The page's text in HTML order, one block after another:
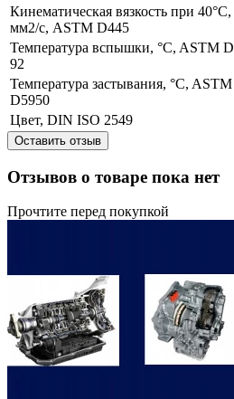
Кинематическая вязкость при 40°C,
мм2/с, ASTM D445
Температура вспышки, °C, ASTM D
92
Температура застывания, °C, ASTM
D5950
Цвет, DIN ISO 2549
Оставить отзыв
Отзывов о товаре пока нет
Прочтите перед покупкой